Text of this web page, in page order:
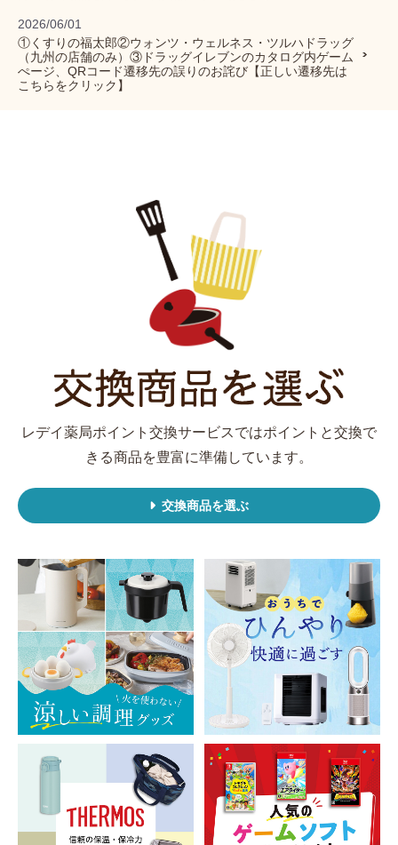
2026/06/01
①くすりの福太郎②ウォンツ・ウェルネス・ツルハドラッグ
（九州の店舗のみ）③ドラッグイレブンのカタログ内ゲーム
ぺージ、QRコード遷移先の誤りのお詫び【正しい遷移先は
こちらをクリック】
レデイ薬局ポイント交換サービスではポイントと交換で
きる商品を豊富に準備しています。
交換商品を選ぶ